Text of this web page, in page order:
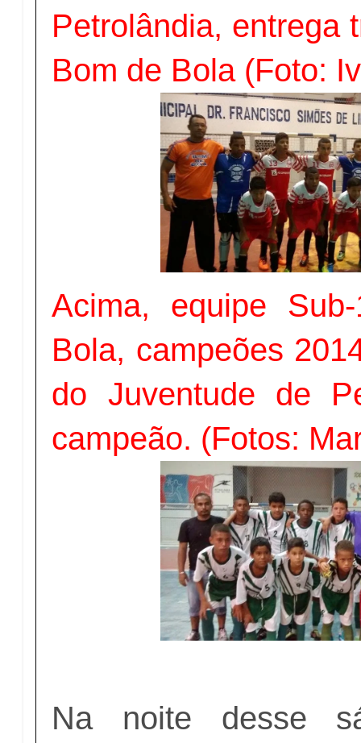
Petrolândia, entrega
Bom de Bola (Foto:
Acima, equipe
Bola, campeões
do Juventude de
campeão. (Fotos:
Na noite desse